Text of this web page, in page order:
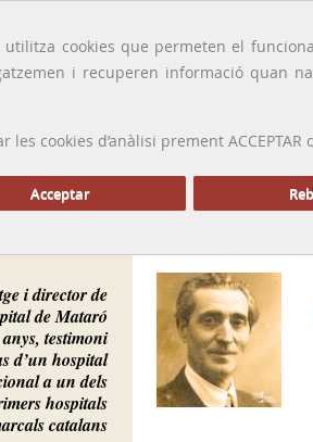
utilitza cookies que permeten el
i recuperen informació quan
les cookies d’anàlisi prement ACCEPTAR o
Acceptar
PRESENTACIÓ
i director de
de Mataró
testimoni
d’un hospital
a un dels
hospitals
catalans